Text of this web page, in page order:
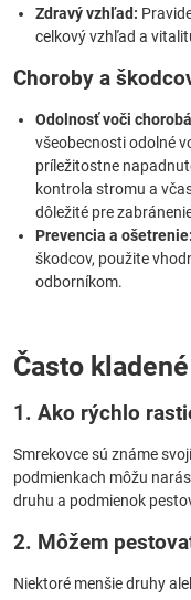
Zdravý vzhľad:
celkový vzhľad a
Choroby a
Odolnosť voči
všeobecnosti odolné
príležitostne
kontrola stromu a
dôležité pre
Prevencia a ošetrenie:
škodcov, použite
odborníkom.
Často
1. Ako rýchlo
Smrekovce sú známe
podmienkach môžu
druhu a podmienok
2. Môžem
Niektoré menšie druhy